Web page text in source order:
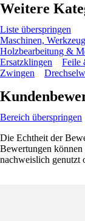
Weitere
Liste überspringen
Maschinen,
Holzbearbeitung &
Ersatzklingen
Feile
Zwingen
Bereich überspringen
Die Echtheit der
Bewertungen
nachweislich genutzt